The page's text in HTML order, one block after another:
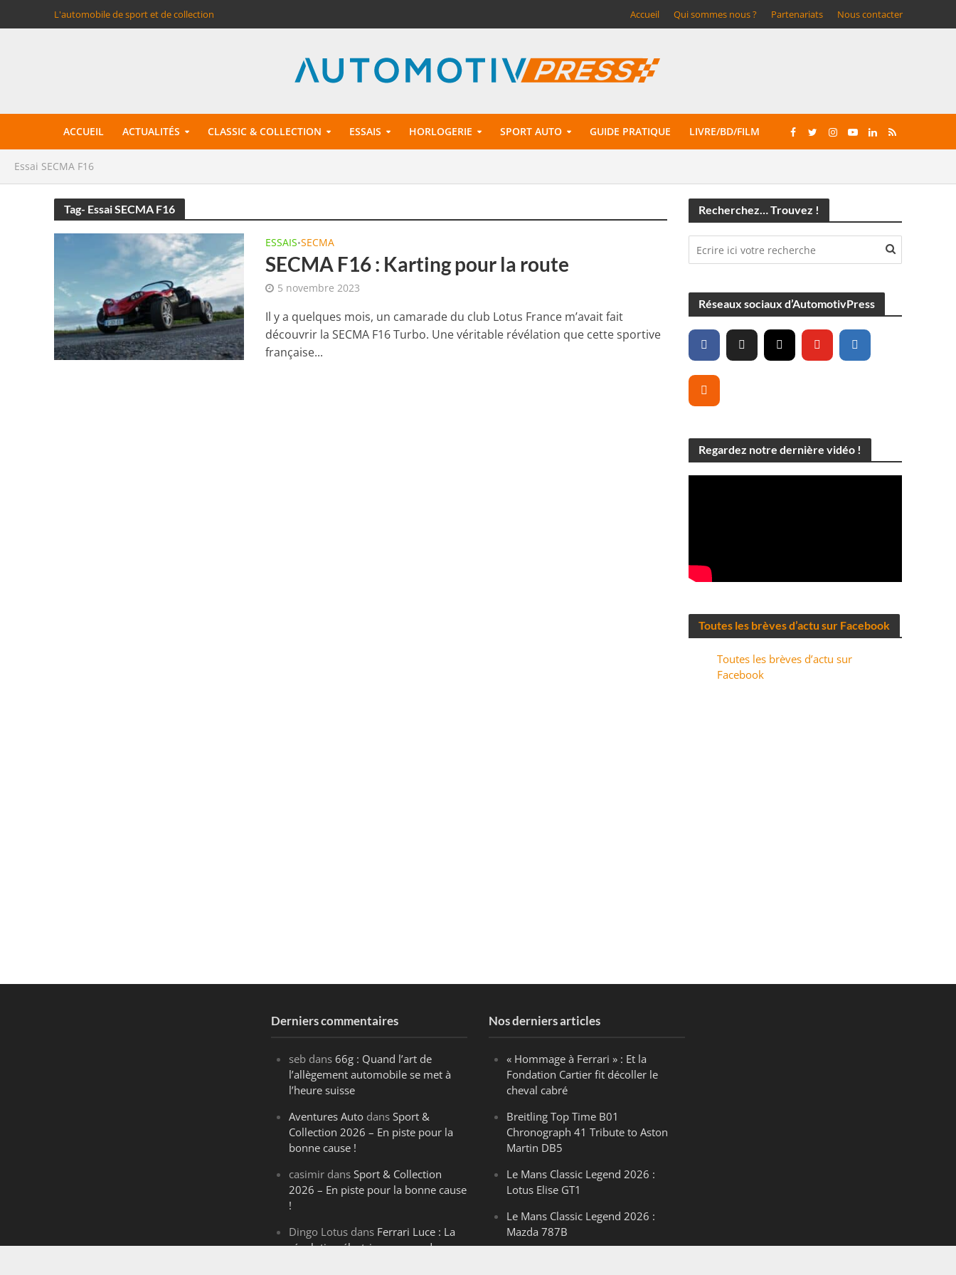
L'automobile de sport et de collection Accueil Qui sommes nous ? Partenariats Nous contacter
ACCUEIL ACTUALITÉS CLASSIC & COLLECTION ESSAIS HORLOGERIE SPORT AUTO GUIDE PRATIQUE LIVRE/BD/FILM
Essai SECMA F16
Tag- Essai SECMA F16
ESSAIS•SECMA
SECMA F16 : Karting pour la route
5 novembre 2023
Il y a quelques mois, un camarade du club Lotus France m’avait fait
découvrir la SECMA F16 Turbo. Une véritable révélation que cette sportive
française...
Recherchez… Trouvez !
Réseaux sociaux d’AutomotivPress
Regardez notre dernière vidéo !
Toutes les brèves d’actu sur Facebook
Toutes les brèves d’actu sur
Facebook
Derniers commentaires
seb dans66g : Quand l’art de
l’allègement automobile se met à
l’heure suisse
Aventures Auto dansSport &
Collection 2026 – En piste pour la
bonne cause !
casimir dansSport & Collection
2026 – En piste pour la bonne cause
!
Dingo Lotus dans Ferrari Luce : La
révolution électrique venue de
Nos derniers articles
« Hommage à Ferrari » : Et la
Fondation Cartier fit décoller le
cheval cabré
Breitling Top Time B01
Chronograph 41 Tribute to Aston
Martin DB5
Le Mans Classic Legend 2026 :
Lotus Elise GT1
Le Mans Classic Legend 2026 :
Mazda 787B